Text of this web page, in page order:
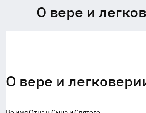
О вере и
О вере и